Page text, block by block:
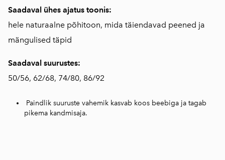
Saadaval ühes ajatus toonis:
hele naturaalne põhitoon, mida täiendavad peened ja
mängulised täpid
Saadaval suurustes:
50/56, 62/68, 74/80, 86/92
Paindlik suuruste vahemik kasvab koos beebiga ja tagab
pikema kandmisaja.